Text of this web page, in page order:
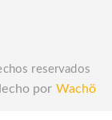
reservados
por Wachö